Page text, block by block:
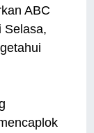
ABC
Selasa,